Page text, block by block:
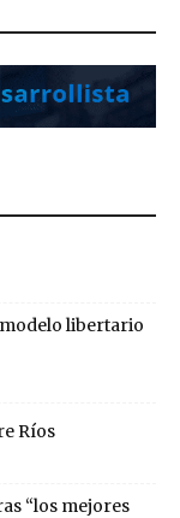
libertario
Ríos
“los mejores